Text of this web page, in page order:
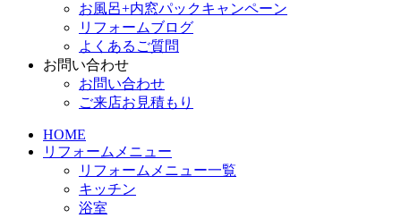
お風呂+内窓パックキャンペーン
リフォームブログ
よくあるご質問
お問い合わせ
お問い合わせ
ご来店お見積もり
HOME
リフォームメニュー
リフォームメニュー一覧
キッチン
浴室